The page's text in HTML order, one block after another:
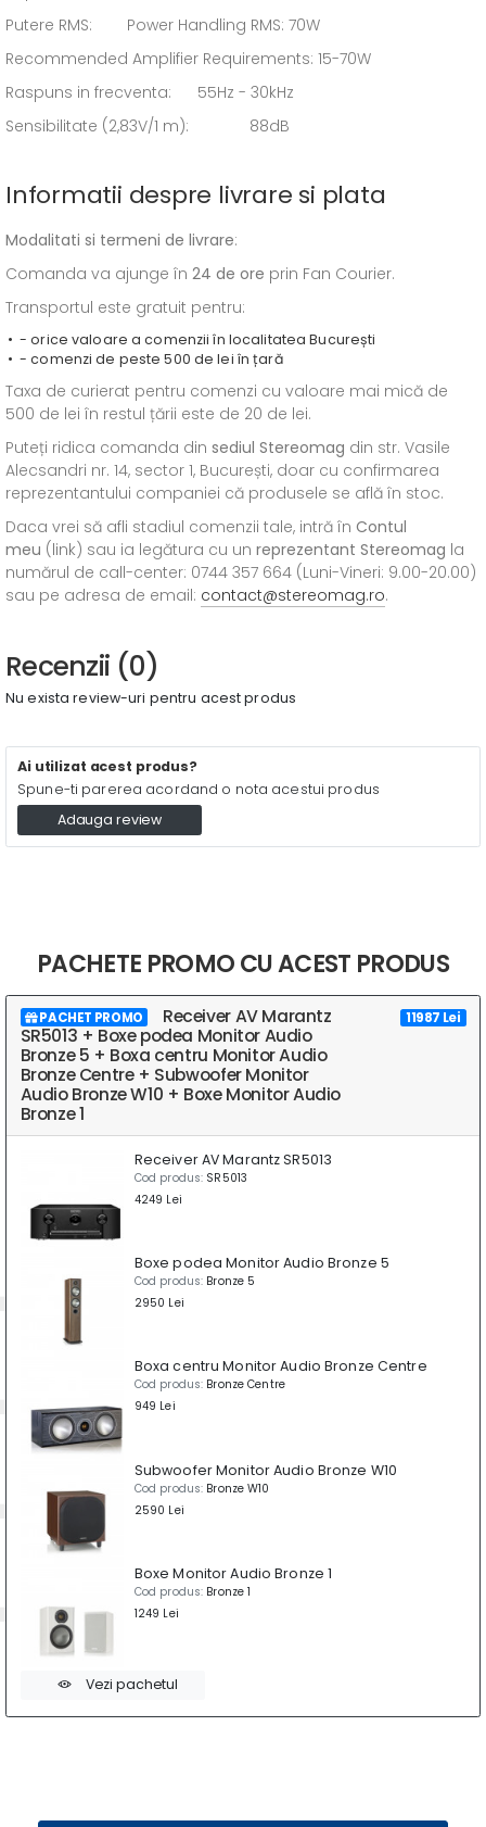
Putere RMS: Power Handling RMS: 70W
Recommended Amplifier Requirements: 15-70W
Raspuns in frecventa: 55Hz - 30kHz
Sensibilitate (2,83V/1 m): 88dB
Informatii despre livrare si plata
Modalitati si termeni de livrare:
Comanda va ajunge în 24 de ore prin Fan Courier.
Transportul este gratuit pentru:
- orice valoare a comenzii în localitatea București
- comenzi de peste 500 de lei în țară
Taxa de curierat pentru comenzi cu valoare mai mică de
500 de lei în restul țării este de 20 de lei.
Puteți ridica comanda din sediul Stereomag din str. Vasile
Alecsandri nr. 14, sector 1, București, doar cu confirmarea
reprezentantului companiei că produsele se află în stoc.
Daca vrei să afli stadiul comenzii tale, intră în Contul
meu (link) sau ia legătura cu un reprezentant Stereomag la
numărul de call-center: 0744 357 664 (Luni-Vineri: 9.00-20.00)
sau pe adresa de email: contact@stereomag.ro.
Recenzii (0)
Nu exista review-uri pentru acest produs
Ai utilizat acest produs?
Spune-ti parerea acordand o nota acestui produs
Adauga review
PACHETE PROMO CU ACEST PRODUS
PACHET PROMO
Receiver AV Marantz
SR5013 + Boxe podea Monitor Audio
Bronze 5 + Boxa centru Monitor Audio
Bronze Centre + Subwoofer Monitor
Audio Bronze W10 + Boxe Monitor Audio
Bronze 1
11987 Lei
Receiver AV Marantz SR5013
Cod produs: SR5013
4249 Lei
Boxe podea Monitor Audio Bronze 5
Cod produs: Bronze 5
2950 Lei
Boxa centru Monitor Audio Bronze Centre
Cod produs: Bronze Centre
949 Lei
Subwoofer Monitor Audio Bronze W10
Cod produs: Bronze W10
2590 Lei
Boxe Monitor Audio Bronze 1
Cod produs: Bronze 1
1249 Lei
Vezi pachetul